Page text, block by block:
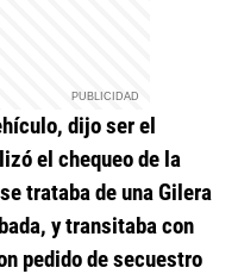
dijo ser el
el chequeo de la
trataba de una Gilera
y transitaba con
pedido de secuestro